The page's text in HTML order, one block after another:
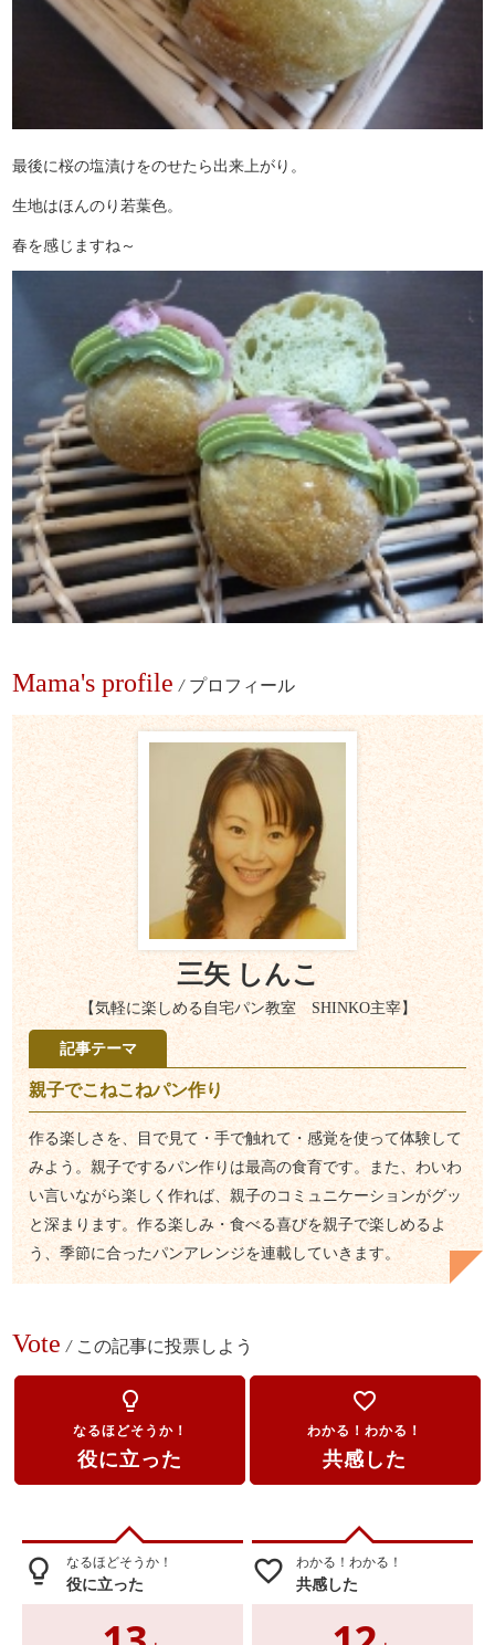
最後に桜の塩漬けをのせたら出来上がり。
生地はほんのり若葉色。
春を感じますね～
Mama's profile / プロフィール
三矢 しんこ
【気軽に楽しめる自宅パン教室 SHINKO主宰】
記事テーマ
親子でこねこねパン作り
作る楽しさを、目で見て・手で触れて・感覚を使って体験して
みよう。親子でするパン作りは最高の食育です。また、わいわ
い言いながら楽しく作れば、親子のコミュニケーションがグッ
と深まります。作る楽しみ・食べる喜びを親子で楽しめるよ
う、季節に合ったパンアレンジを連載していきます。
Vote / この記事に投票しよう
lightbulb_outline
なるほどそうか！
役に立った
favorite_border
わかる！わかる！
共感した
lightbulb_outline なるほどそうか！
役に立った favorite_border わかる！わかる！
共感した